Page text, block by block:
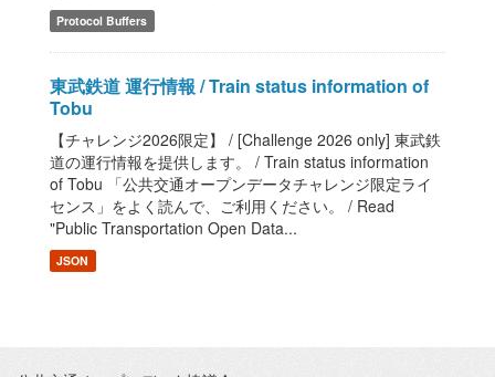
Protocol Buffers
東武鉄道 運行情報 / Train status information of
Tobu
【チャレンジ2026限定】 / [Challenge 2026 only] 東武鉄
道の運行情報を提供します。 / Train status information
of Tobu 「公共交通オープンデータチャレンジ限定ライ
センス」をよく読んで、ご利用ください。 / Read
"Public Transportation Open Data...
JSON